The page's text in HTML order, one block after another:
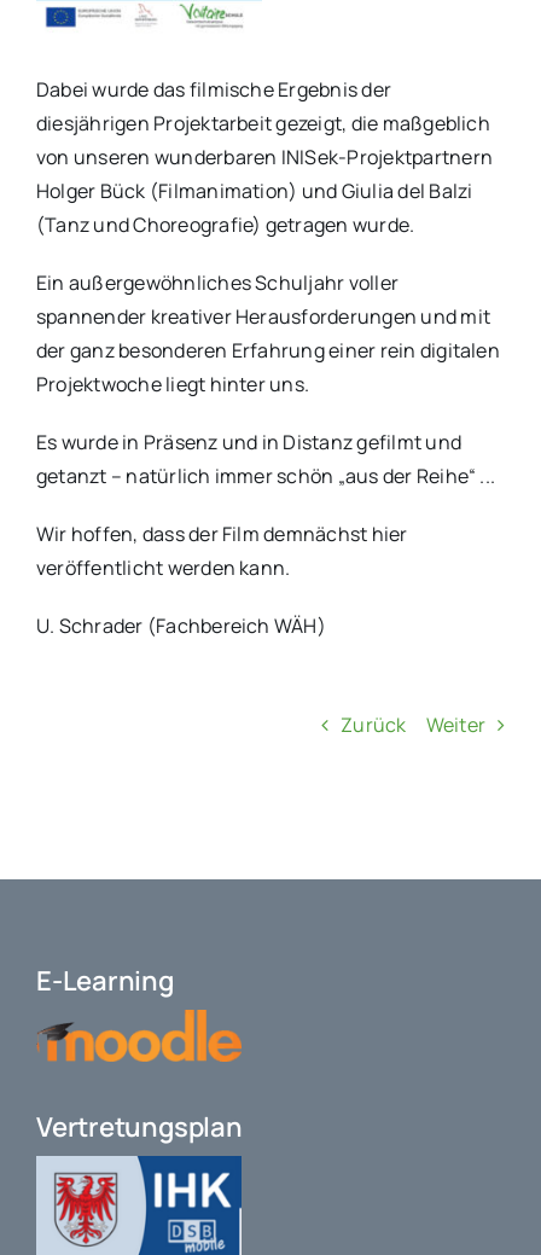
Dabei wurde das filmische Ergebnis der
diesjährigen Projektarbeit gezeigt, die maßgeblich
von unseren wunderbaren INISek-Projektpartnern
Holger Bück (Filmanimation) und Giulia del Balzi
(Tanz und Choreografie) getragen wurde.
Ein außergewöhnliches Schuljahr voller
spannender kreativer Herausforderungen und mit
der ganz besonderen Erfahrung einer rein digitalen
Projektwoche liegt hinter uns.
Es wurde in Präsenz und in Distanz gefilmt und
getanzt – natürlich immer schön „aus der Reihe“ ...
Wir hoffen, dass der Film demnächst hier
veröffentlicht werden kann.
U. Schrader (Fachbereich WÄH)
Zurück Weiter
E-Learning
Vertretungsplan